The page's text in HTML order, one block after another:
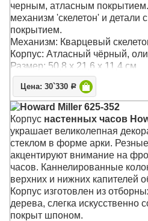
черным, атласным
механизм 'скелетон' и детали
покрытием.
Механизм: Кварцевый
Корпус: Атласный чёрный,
Размер: 50,8 x 21,6 x 11,4 см
Цена: 30`330 Р
Howard Miller 625-352
Корпус настенных часов
украшает великолепная
стеклом в форме арки.
акцентируют внимание на
часов. Каннелированные
верхних и нижних капителей
Корпус изготовлен из
дерева, слегка искусственно
покрыт шпоном.